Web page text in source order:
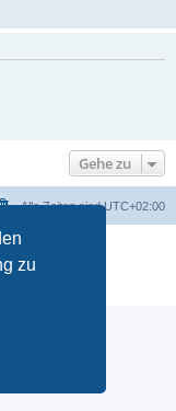
zu
Gehe zu
Alle Zeiten sindUTC+02:00
Limited